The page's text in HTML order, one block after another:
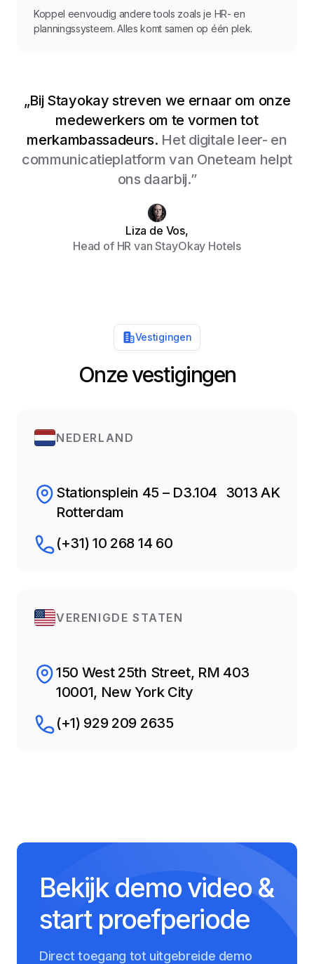
Koppel eenvoudig andere tools zoals je HR- en
planningssysteem. Alles komt samen op één plek.
„Bij Stayokay streven we ernaar om onze
medewerkers om te vormen tot
merkambassadeurs. Het digitale leer- en
communicatieplatform van Oneteam helpt
ons daarbij.”
Liza de Vos,
Head of HR van StayOkay Hotels
Vestigingen
Onze vestigingen
NEDERLAND
Stationsplein 45 – D3.104 3013 AK
Rotterdam
(+31) 10 268 14 60
VERENIGDE STATEN
150 West 25th Street, RM 403
10001, New York City
(+1) 929 209 2635
Bekijk demo video &
start proefperiode
Direct toegang tot uitgebreide demo